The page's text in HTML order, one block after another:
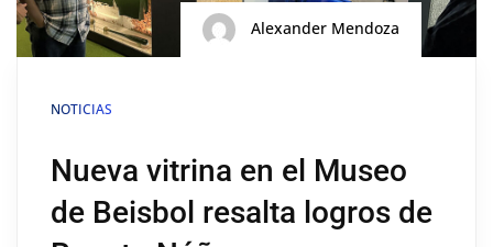
Alexander Mendoza
NOTICIAS
Nueva vitrina en el Museo
de Beisbol resalta logros de